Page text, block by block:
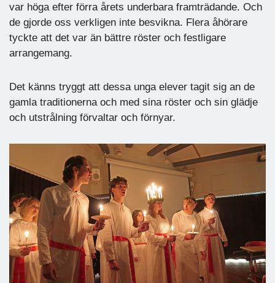
var höga efter förra årets underbara framträdande. Och
de gjorde oss verkligen inte besvikna. Flera åhörare
tyckte att det var än bättre röster och festligare
arrangemang.
Det känns tryggt att dessa unga elever tagit sig an de
gamla traditionerna och med sina röster och sin glädje
och utstrålning förvaltar och förnyar.